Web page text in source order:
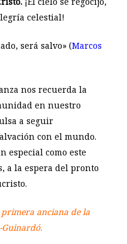
celestial!
será salvo» (Marcos
nos recuerda la
en nuestro
a seguir
con el mundo.
especial como este
a la espera del pronto
primera anciana de la
Guinardó.